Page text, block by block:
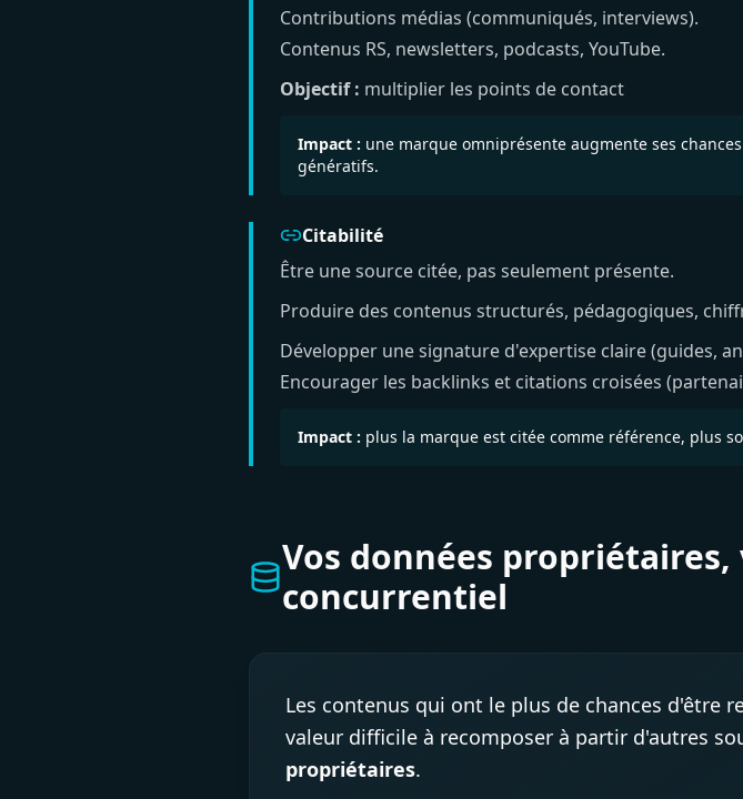
Contributions médias (communiqués, interviews).
Contenus RS, newsletters, podcasts, YouTube.
Objectif : multiplier les points de contact
Impact : une marque omniprésente augmente ses
génératifs.
Citabilité
Être une source citée, pas seulement présente.
Produire des contenus structurés, pédagogiques,
Développer une signature d'expertise claire (guides,
Encourager les backlinks et citations croisées
Impact : plus la marque est citée comme référence, plus
Vos données
concurrentiel
Les contenus qui ont le plus de chances d'être
valeur difficile à recomposer à partir d'autres
propriétaires.